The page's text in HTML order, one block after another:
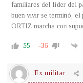
familiares del líder del
buen vivir se terminó, el
ORTIZ marcha con
55 -36
Ex militar